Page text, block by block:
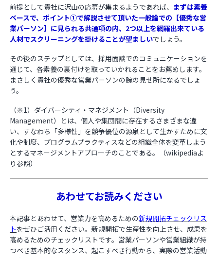
前提として貴社に沢山の応募が集まるようであれば、 まずは素養
ベースで、ポイント①で解説させて頂いた一般論での【優秀な営
業パーソン】に見られる共通項の内、2つ以上を網羅出来ている
人材でスクリーニングを掛けることが望ましいでしょう。
その後のステップとしては、採用面談でのコミュニケーションを
通じて、各素養の裏付けを取っていかれることをお薦めします。
まさしく貴社の優秀な営業パーソンの腕の見せ所になるでしょ
う。
（※1）ダイバーシティ・マネジメント（Diversity
Management）とは、個人や集団間に存在するさまざまな違
い、すなわち「多様性」を競争優位の源泉として生かすために文
化や制度、プログラムプラクティスなどの組織全体を変革しよう
とするマネージメントアプローチのことである。（wikipediaよ
り参照）
あわせてお読みください
本記事とあわせて、営業力を高めるための新規開拓チェックリス
トをぜひご活用ください。新規開拓で生産性を向上させ、成果を
高めるためのチェックリストです。営業パーソンや営業組織が持
つべき基本的なスタンス、起こすべき行動から、実際の営業活動